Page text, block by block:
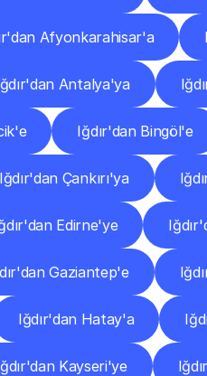
Afyonkarahisar'a
Antalya'ya
Iğdır'dan Bingöl'e
Iğdır'dan Çankırı'ya
Edirne'ye
Gaziantep'e
Iğdır'dan Hatay'a
Kayseri'ye